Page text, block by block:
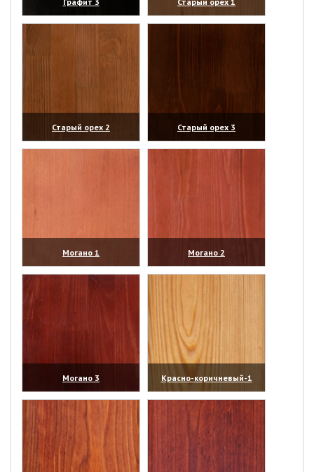
(увеличить)
(увеличить)
Старый орех 2
(увеличить)
Старый орех 3
(увеличить)
Могано 1
(увеличить)
Могано 2
(увеличить)
Могано 3
(увеличить)
Красно-коричневый-1
(увеличить)